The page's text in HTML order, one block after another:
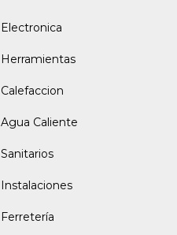
Electronica
Herramientas
Calefaccion
Agua Caliente
Sanitarios
Instalaciones
Ferretería